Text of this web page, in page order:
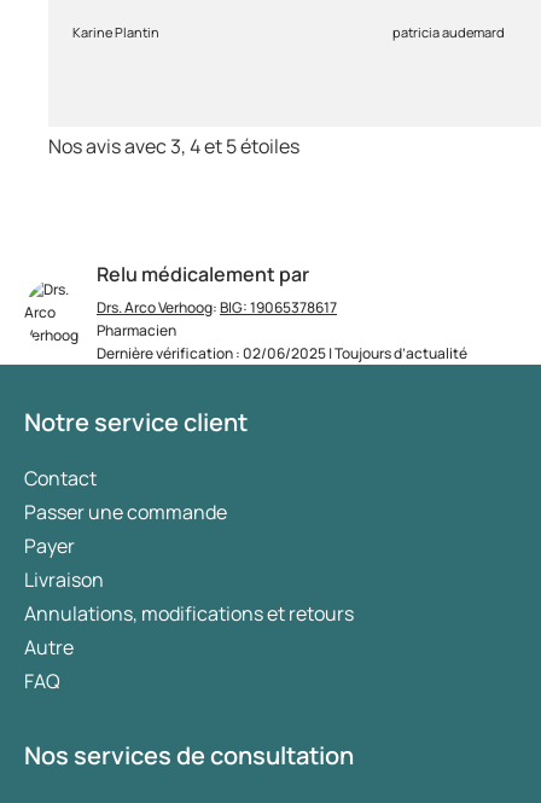
Relu médicalement par
Drs. Arco Verhoog:BIG: 19065378617
Pharmacien
Dernière vérification : 02/06/2025 | Toujours d’actualité
Karine Plantin patricia audemard
Nos avis avec 3, 4 et 5 étoiles
Notre service client
Contact
Passer une commande
Payer
Livraison
Annulations, modifications et retours
Autre
FAQ
Nos services de consultation